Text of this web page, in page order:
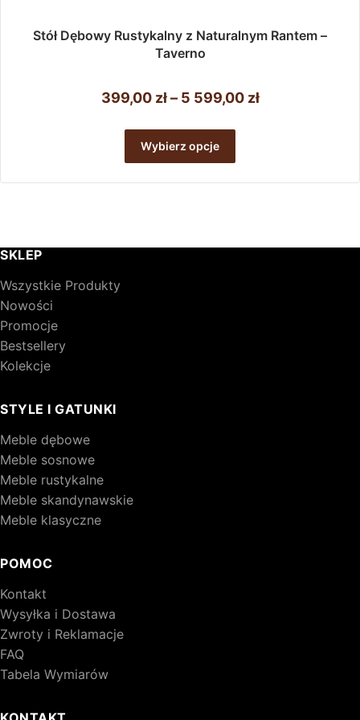
Stół Dębowy Rustykalny z Naturalnym Rantem –
Taverno
399,00 zł – 5 599,00 złZakres
do
Wybierz opcje
ma
wybrać
SKLEP
Wszystkie Produkty
Nowości
Promocje
Bestsellery
Kolekcje
STYLE I GATUNKI
Meble dębowe
Meble sosnowe
Meble rustykalne
Meble skandynawskie
Meble klasyczne
POMOC
Kontakt
Wysyłka i Dostawa
Zwroty i Reklamacje
FAQ
Tabela Wymiarów